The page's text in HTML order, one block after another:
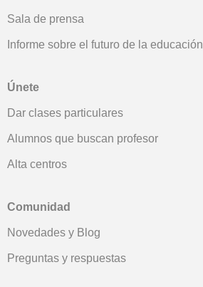
Sala de prensa
Informe sobre el futuro de la educación
Únete
Dar clases particulares
Alumnos que buscan profesor
Alta centros
Comunidad
Novedades y Blog
Preguntas y respuestas